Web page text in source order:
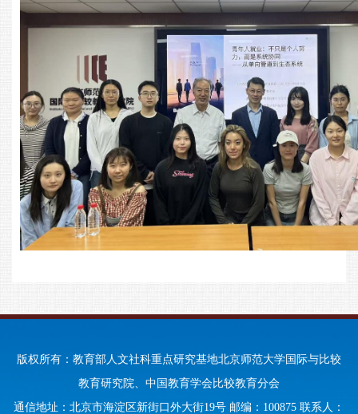
版权所有：教育部人文社科重点研究基地北京师范大学国际与比较
教育研究院、中国教育学会比较教育分会
通信地址：北京市海淀区新街口外大街19号 邮编：100875 联系人：